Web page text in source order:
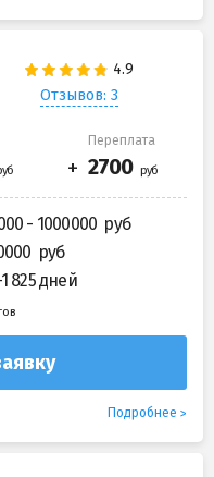
Отзывов: 3
Переплата
- 1000000
825 дней
Подробнее